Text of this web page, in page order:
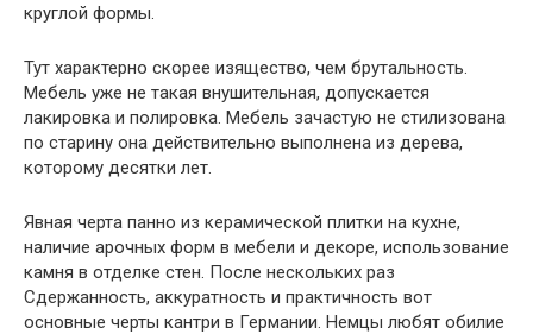
круглой формы.
Тут характерно скорее изящество, чем брутальность.
Мебель уже не такая внушительная, допускается
лакировка и полировка. Мебель зачастую не стилизована
по старину она действительно выполнена из дерева,
которому десятки лет.
Явная черта панно из керамической плитки на кухне,
наличие арочных форм в мебели и декоре, использование
камня в отделке стен. После нескольких раз
Сдержанность, аккуратность и практичность вот
основные черты кантри в Германии. Немцы любят обилие